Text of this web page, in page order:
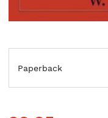
Paperback